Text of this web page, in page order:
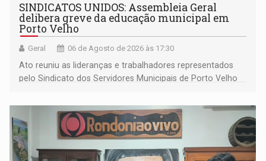
SINDICATOS UNIDOS: Assembleia Geral
delibera greve da educação municipal em
Porto Velho
Geral 06 de Agosto de 2026 às 17:30
Ato reuniu as lideranças e trabalhadores representados
pelo Sindicato dos Servidores Municipais de Porto Velho